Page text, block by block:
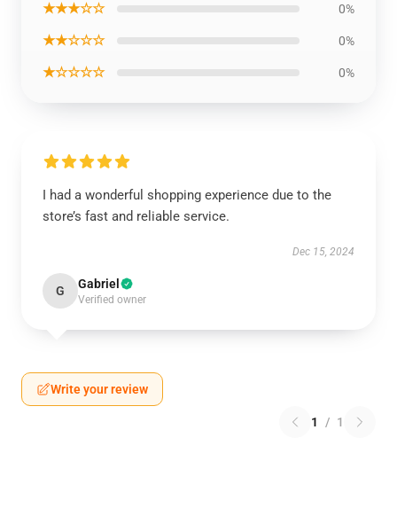
★★★☆☆ 0%
★★☆☆☆ 0%
★☆☆☆☆ 0%
I had a wonderful shopping experience due to the
store’s fast and reliable service.
Dec 15, 2024
G Gabriel
Verified owner
Write your review
1 / 1